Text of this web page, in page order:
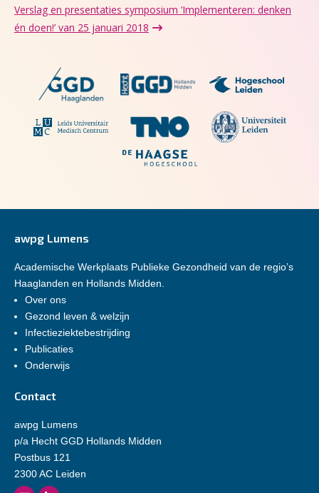
Verslag en presentaties symposium ‘Implementeren: denken
én doen!’ van 25 januari 2018
awpg Lumens
Academische Werkplaats Publieke Gezondheid van de regio’s
Haaglanden en Hollands Midden.
Over ons
Gezond leven & welzijn
Infectieziektebestrijding
Publicaties
Onderwijs
Contact
awpg Lumens
p/a Hecht GGD Hollands Midden
Postbus 121
2300 AC Leiden